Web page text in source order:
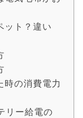
ット？違い
時の消費電力
リー給電の